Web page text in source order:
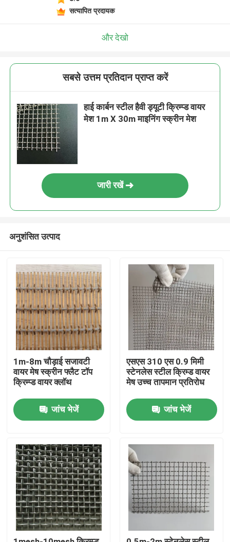
घर
उत्पादों
हमारे बारे में
सत्यापित प्रदायक
और देखो
सबसे उत्तम प्रतिदान प्राप्त करें
हाई कार्बन स्टील हैवी ड्यूटी क्रिम्प्ड वायर
मेश 1m X 30m माइनिंग स्क्रीन मेश
जारी रखें
अनुशंसित उत्पाद
1m-8m चौड़ाई सजावटी
वायर मेष स्क्रीन फ्लैट टॉप
क्रिम्प्ड वायर क्लॉथ
जांच भेजें
एसएस 310 एस 0.9 मिमी
स्टेनलेस स्टील क्रिम्ड वायर
मेष उच्च तापमान प्रतिरोध
जांच भेजें